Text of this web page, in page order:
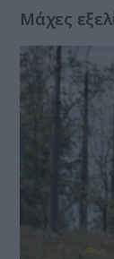
Μάχες